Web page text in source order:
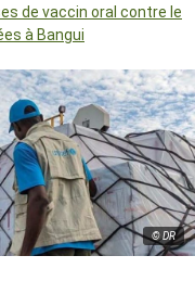
de vaccin oral contre le
à Bangui
© DR